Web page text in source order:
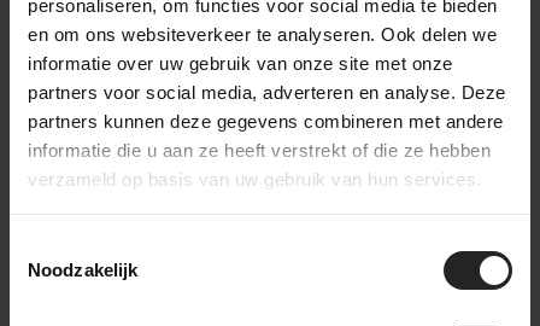
personaliseren, om functies voor social media te bieden
en om ons websiteverkeer te analyseren. Ook delen we
informatie over uw gebruik van onze site met onze
partners voor social media, adverteren en analyse. Deze
partners kunnen deze gegevens combineren met andere
informatie die u aan ze heeft verstrekt of die ze hebben
verzameld op basis van uw gebruik van hun services.
Noodzakelijk